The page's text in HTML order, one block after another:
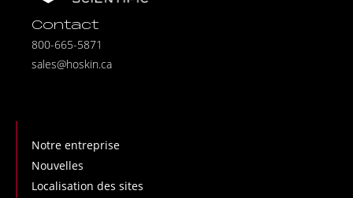
Contact
800-665-5871
sales@hoskin.ca
Notre entreprise
Nouvelles
Localisation des sites